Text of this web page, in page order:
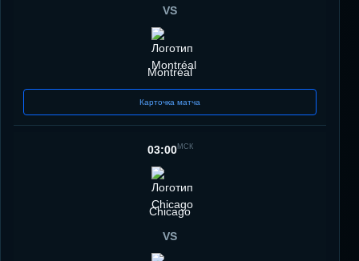
VS
Montréal
Карточка матча
03:00МСК
Chicago
VS